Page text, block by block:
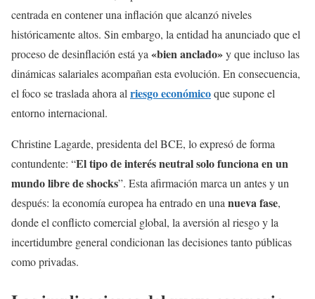
centrada en contener una inflación que alcanzó niveles
históricamente altos. Sin embargo, la entidad ha anunciado que el
proceso de desinflación está ya «bien anclado»y que incluso las
dinámicas salariales acompañan esta evolución. En consecuencia,
el foco se traslada ahora al riesgo económicoque supone el
entorno internacional.
Christine Lagarde, presidenta del BCE, lo expresó de forma
contundente: “El tipo de interés neutral solo funciona en un
mundo libre de shocks”. Esta afirmación marca un antes y un
después: la economía europea ha entrado en una nueva fase,
donde el conflicto comercial global, la aversión al riesgo y la
incertidumbre general condicionan las decisiones tanto públicas
como privadas.